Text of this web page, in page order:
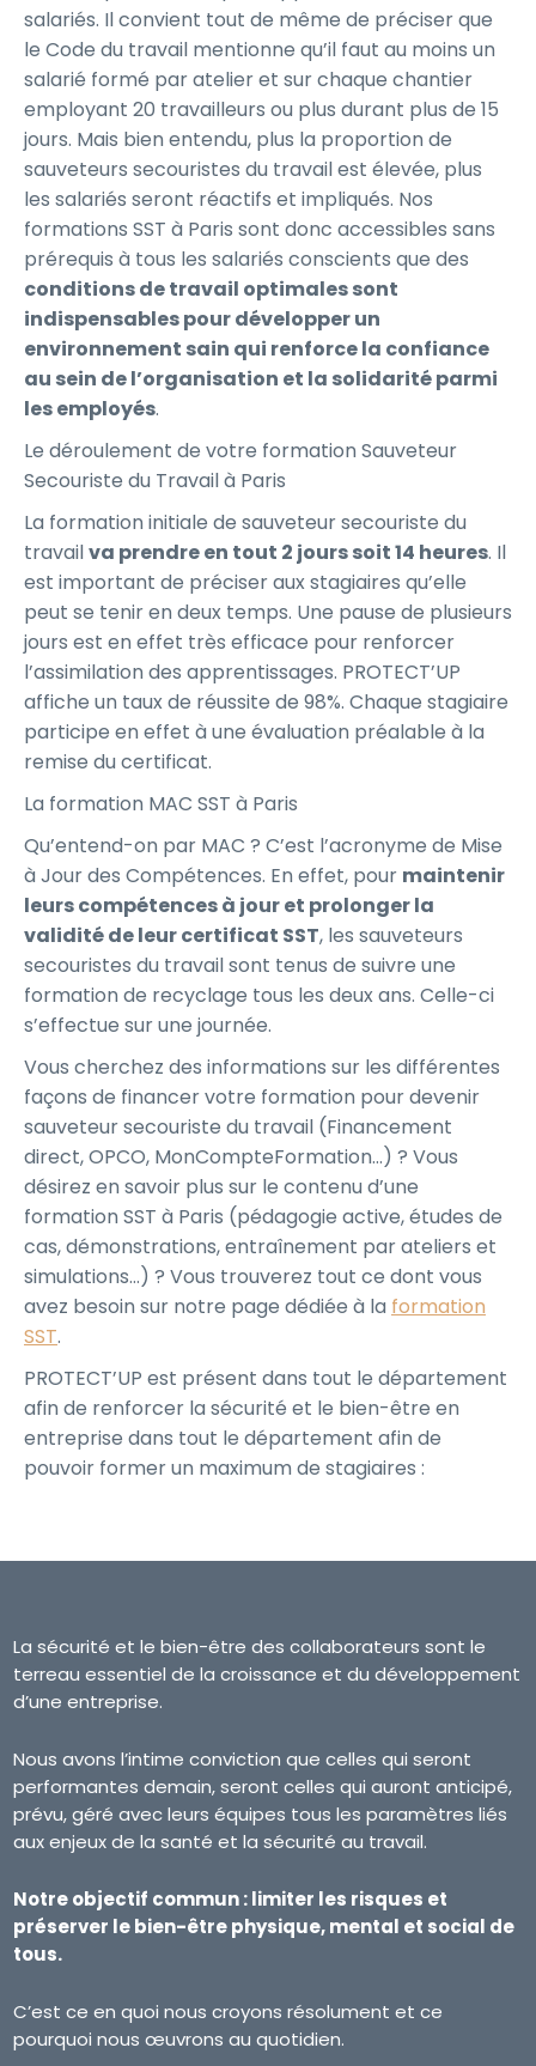
salariés. Il convient tout de même de préciser que
le Code du travail mentionne qu’il faut au moins un
salarié formé par atelier et sur chaque chantier
employant 20 travailleurs ou plus durant plus de 15
jours. Mais bien entendu, plus la proportion de
sauveteurs secouristes du travail est élevée, plus
les salariés seront réactifs et impliqués. Nos
formations SST à Paris sont donc accessibles sans
prérequis à tous les salariés conscients que des
conditions de travail optimales sont
indispensables pour développer un
environnement sain qui renforce la confiance
au sein de l’organisation et la solidarité parmi
les employés.
Le déroulement de votre formation Sauveteur
Secouriste du Travail à Paris
La formation initiale de sauveteur secouriste du
travailva prendre en tout 2 jours soit 14 heures. Il
est important de préciser aux stagiaires qu’elle
peut se tenir en deux temps. Une pause de plusieurs
jours est en effet très efficace pour renforcer
l’assimilation des apprentissages. PROTECT’UP
affiche un taux de réussite de 98%. Chaque stagiaire
participe en effet à une évaluation préalable à la
remise du certificat.
La formation MAC SST à Paris
Qu’entend-on par MAC ? C’est l’acronyme de Mise
à Jour des Compétences. En effet, pour maintenir
leurs compétences à jour et prolonger la
validité de leur certificat SST, les sauveteurs
secouristes du travail sont tenus de suivre une
formation de recyclage tous les deux ans. Celle-ci
s’effectue sur une journée.
Vous cherchez des informations sur les différentes
façons de financer votre formation pour devenir
sauveteur secouriste du travail (Financement
direct, OPCO, MonCompteFormation…) ? Vous
désirez en savoir plus sur le contenu d’une
formation SST à Paris (pédagogie active, études de
cas, démonstrations, entraînement par ateliers et
simulations…) ? Vous trouverez tout ce dont vous
avez besoin sur notre page dédiée à la formation
SST.
PROTECT’UP est présent dans tout le département
afin de renforcer la sécurité et le bien-être en
entreprise dans tout le département afin de
pouvoir former un maximum de stagiaires :
La sécurité et le bien-être des collaborateurs sont le
terreau essentiel de la croissance et du développement
d’une entreprise.
Nous avons l’intime conviction que celles qui seront
performantes demain, seront celles qui auront anticipé,
prévu, géré avec leurs équipes tous les paramètres liés
aux enjeux de la santé et la sécurité au travail.
Notre objectif commun : limiter les risques et
préserver le bien-être physique, mental et social de
tous.
C’est ce en quoi nous croyons résolument et ce
pourquoi nous œuvrons au quotidien.